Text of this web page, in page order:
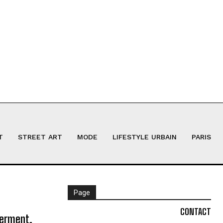
STREET ART MODE LIFESTYLE URBAIN PARIS
Page
CONTACT